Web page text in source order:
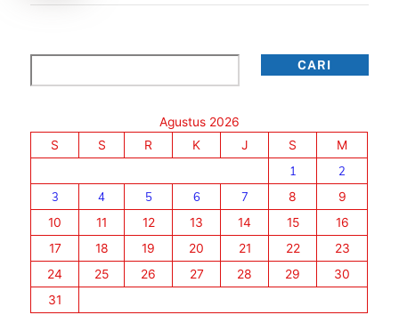
CARI
Agustus 2026
S
S R K J S
M
1
2
3
4 5 6 7 8
9
10
11 12 13 14 15
16
17
18 19 20 21 22
23
24
25 26 27 28 29
30
31